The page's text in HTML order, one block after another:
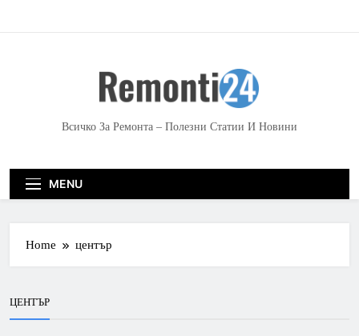
e
Всичко За Ремонта – Полезни Статии И Новини
MENU
Home център
ЦЕНТЪР